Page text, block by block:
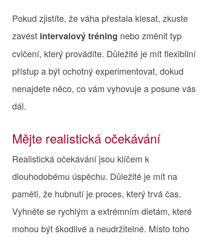
Pokud zjistíte, že váha přestala klesat, zkuste
zavést intervalový tréning nebo změnit typ
cvičení, který provádíte. Důležité je mít flexibilní
přístup a být ochotný experimentovat, dokud
nenajdete něco, co vám vyhovuje a posune vás
dál.
Mějte realistická očekávání
Realistická očekávání jsou klíčem k
dlouhodobému úspěchu. Důležité je mít na
paměti, že hubnutí je proces, který trvá čas.
Vyhněte se rychlým a extrémním dietám, které
mohou být škodlivé a neudržitelné. Místo toho